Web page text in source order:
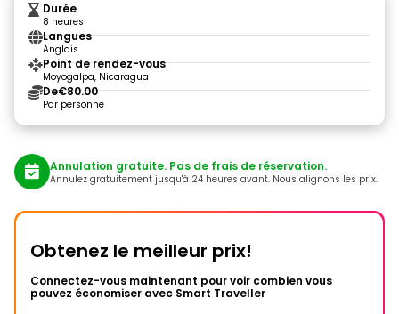
Durée
8 heures
Langues
Anglais
Point de rendez-vous
Moyogalpa, Nicaragua
De€80.00
Par personne
Annulation gratuite. Pas de frais de réservation.
Annulez gratuitement jusqu'à 24 heures avant. Nous alignons les prix.
Obtenez le meilleur prix!
Connectez-vous maintenant pour voir combien vous
pouvez économiser avec Smart Traveller